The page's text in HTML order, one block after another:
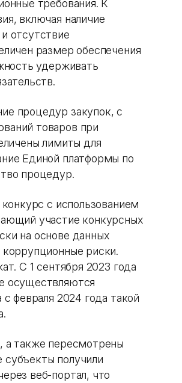
требования. К
включая наличие
отсутствие
размер обеспечения
удерживать
процедур закупок, с
товаров при
лимиты для
Единой платформы по
процедур.
с использованием
участие конкурсных
на основе данных
риски.
С 1 сентября 2023 года
осуществляются
февраля 2024 года такой
а также пересмотрены
получили
веб-портал, что